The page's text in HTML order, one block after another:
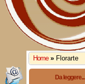
Home » Florarte
Da leggere...